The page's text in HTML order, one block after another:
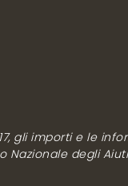
gli importi e le
Nazionale degli